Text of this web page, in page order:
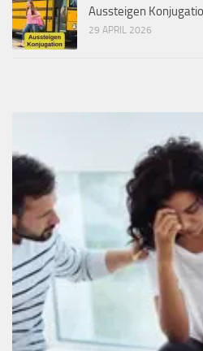
Aussteigen
29 APRIL 2026